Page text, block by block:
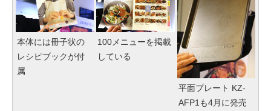
本体には冊子状の
レシピブックが付
属
100メニューを掲載
している
平面プレート KZ-
AFP1も4月に発売